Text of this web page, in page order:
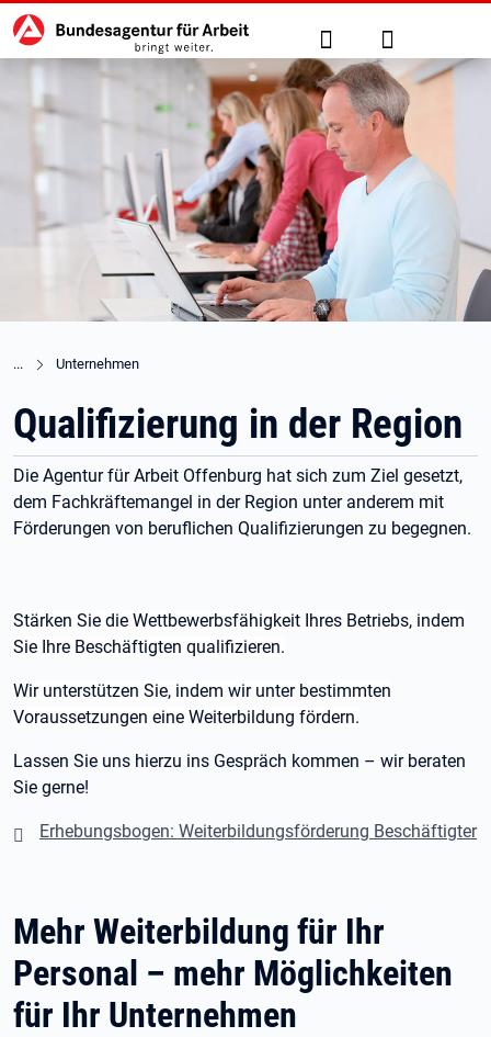
zu den Hauptinhalten springen
Hauptnavigation Suche Anmelden
Unternehmen
Qualifizierung in der Region
Die Agentur für Arbeit Offenburg hat sich zum Ziel gesetzt,
dem Fachkräftemangel in der Region unter anderem mit
Förderungen von beruflichen Qualifizierungen zu begegnen.
Stärken Sie die Wettbewerbsfähigkeit Ihres Betriebs, indem
Sie Ihre Beschäftigten qualifizieren.
Wir unterstützen Sie, indem wir unter bestimmten
Voraussetzungen eine Weiterbildung fördern.
Lassen Sie uns hierzu ins Gespräch kommen – wir beraten
Sie gerne!
Erhebungsbogen: Weiterbildungsförderung Beschäftigter
Mehr Weiterbildung für Ihr
Personal – mehr Möglichkeiten
für Ihr Unternehmen